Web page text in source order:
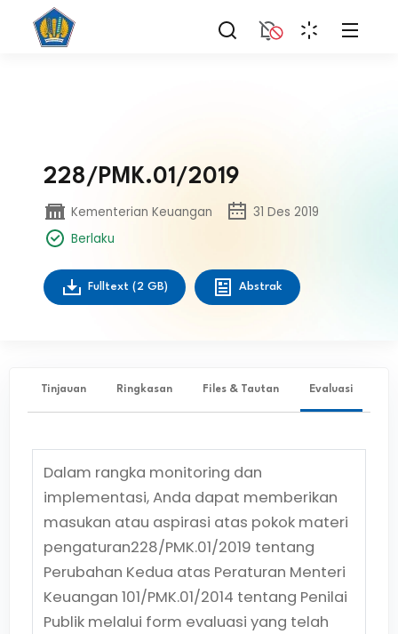
228/PMK.01/2019
Kementerian Keuangan
31 Des 2019
Berlaku
Fulltext (2 GB) Abstrak
Tinjauan Ringkasan Files & Tautan Evaluasi
Dalam rangka monitoring dan
implementasi, Anda dapat memberikan
masukan atau aspirasi atas pokok materi
pengaturan228/PMK.01/2019 tentang
Perubahan Kedua atas Peraturan Menteri
Keuangan 101/PMK.01/2014 tentang Penilai
Publik melalui form evaluasi yang telah